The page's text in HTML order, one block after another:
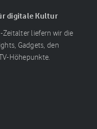
digitale Kultur
Zeitalter liefern wir die
Gadgets, den
Höhepunkte.